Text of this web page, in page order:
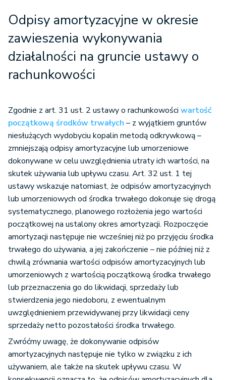
Odpisy amortyzacyjne w okresie
zawieszenia wykonywania
działalności na gruncie ustawy o
rachunkowości
Zgodnie z art. 31 ust. 2 ustawy o rachunkowości wartość
początkową środków trwałych – z wyjątkiem gruntów
niesłużących wydobyciu kopalin metodą odkrywkową –
zmniejszają odpisy amortyzacyjne lub umorzeniowe
dokonywane w celu uwzględnienia utraty ich wartości, na
skutek używania lub upływu czasu. Art. 32 ust. 1 tej
ustawy wskazuje natomiast, że odpisów amortyzacyjnych
lub umorzeniowych od środka trwałego dokonuje się drogą
systematycznego, planowego rozłożenia jego wartości
początkowej na ustalony okres amortyzacji. Rozpoczęcie
amortyzacji następuje nie wcześniej niż po przyjęciu środka
trwałego do używania, a jej zakończenie – nie później niż z
chwilą zrównania wartości odpisów amortyzacyjnych lub
umorzeniowych z wartością początkową środka trwałego
lub przeznaczenia go do likwidacji, sprzedaży lub
stwierdzenia jego niedoboru, z ewentualnym
uwzględnieniem przewidywanej przy likwidacji ceny
sprzedaży netto pozostałości środka trwałego.
Zwróćmy uwagę, że dokonywanie odpisów
amortyzacyjnych następuje nie tylko w związku z ich
używaniem, ale także na skutek upływu czasu. W